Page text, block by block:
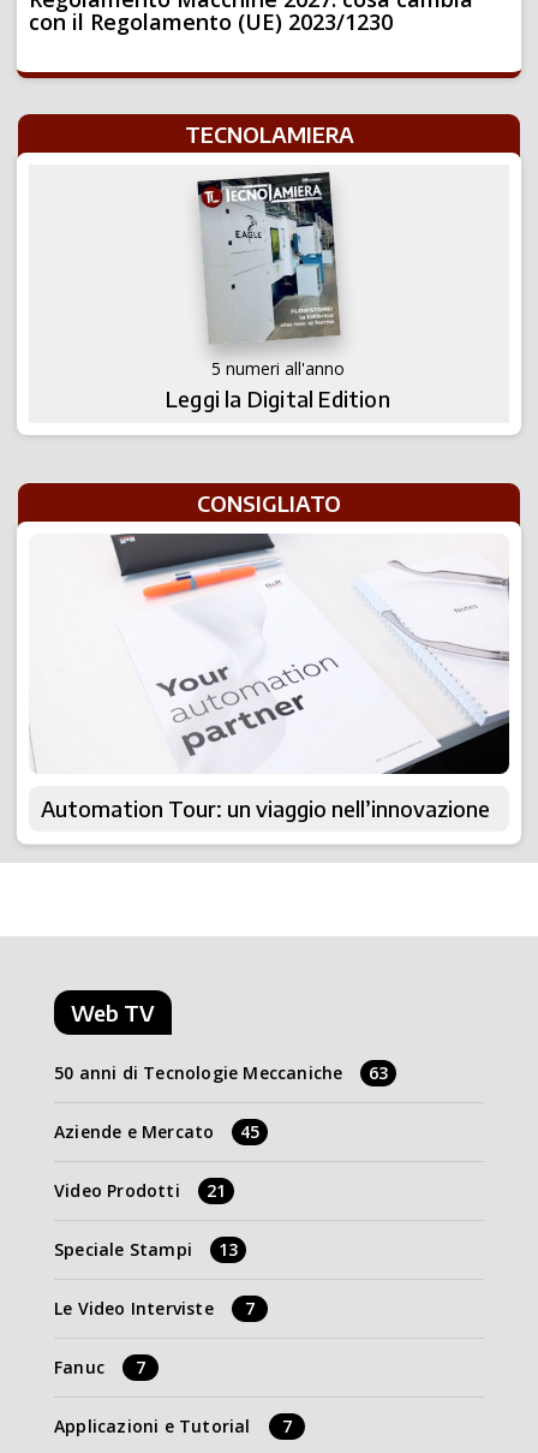
con il Regolamento (UE) 2023/1230
TECNOLAMIERA
5 numeri all'anno
Leggi la Digital Edition
CONSIGLIATO
Automation Tour: un viaggio nell’innovazione
Web TV
50 anni di Tecnologie Meccaniche 63
Aziende e Mercato 45
Video Prodotti 21
Speciale Stampi 13
Le Video Interviste 7
Fanuc 7
Applicazioni e Tutorial 7